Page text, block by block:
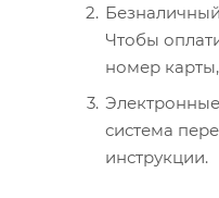
Чтобы
номер
система
инструкции.